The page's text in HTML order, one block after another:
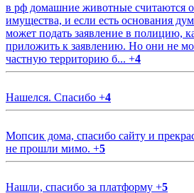
в рф домашние животные считаются
имущества, и если есть основания
может подать заявление в полицию,
приложить к заявлению. Но они не
частную территорию б... +4
Нашелся. Спасибо +4
Мопсик дома, спасибо сайту и
не прошли мимо. +5
Нашли, спасибо за платформу +5